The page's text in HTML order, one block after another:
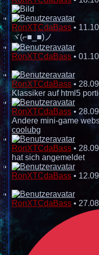
RonXTCdaBass •
ヾ(⌐■_■)ノ
RonXTCdaBass •
RonXTCdaBass •
Klassiker auf html5
RonXTCdaBass •
Andere mini-game
coolubg
RonXTCdaBass •
hat sich angemeldet
RonXTCdaBass •
RonXTCdaBass •